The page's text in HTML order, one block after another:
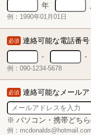
年
例：1990年01月01日
必須 連絡可能な電話番号
-
-
例：090-1234-5678
必須 連絡可能なメールア
※ パソコン・携帯どち
例：